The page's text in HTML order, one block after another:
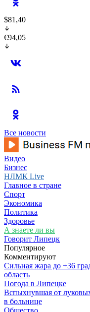
$81,40
€94,05
Все новости
Видео
Бизнес
НЛМК Live
Главное в стране
Спорт
Экономика
Политика
Здоровье
А знаете ли вы
Говорит Липецк
Популярное
Комментируют
Сильная жара до +36
область
Погода в Липецке
Вспыхнувшая от
в больнице
Общество